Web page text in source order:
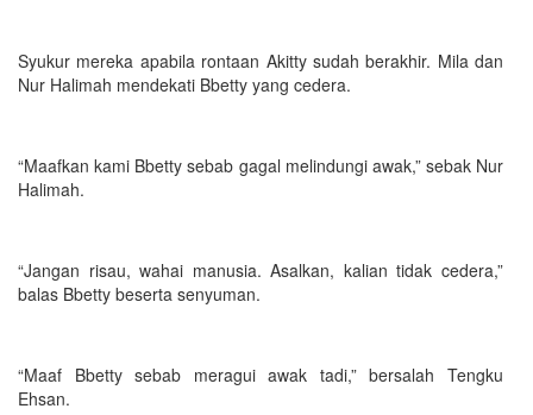
Syukur mereka apabila rontaan Akitty sudah berakhir. Mila dan
Nur Halimah mendekati Bbetty yang cedera.
“Maafkan kami Bbetty sebab gagal melindungi awak,” sebak Nur
Halimah.
“Jangan risau, wahai manusia. Asalkan, kalian tidak cedera,”
balas Bbetty beserta senyuman.
“Maaf Bbetty sebab meragui awak tadi,” bersalah Tengku
Ehsan.